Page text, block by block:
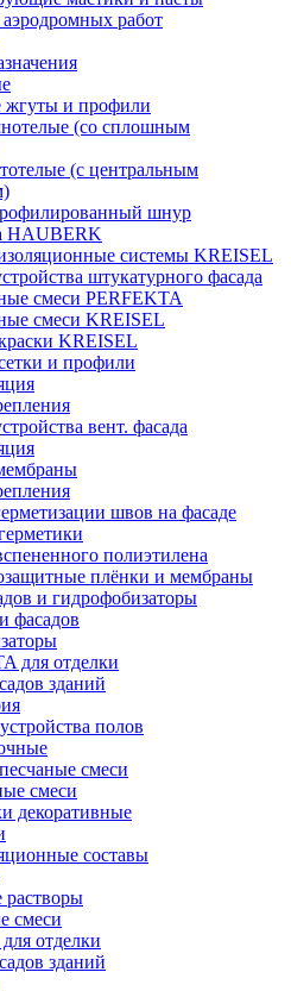
работ
жгуты и профили
(со сплошным
(с центральным
шнур
HAUBERK
системы KREISEL
штукатурного фасада
смеси PERFEKTA
смеси KREISEL
KREISEL
и профили
вент. фасада
швов на фасаде
полиэтилена
плёнки и мембраны
и гидрофобизаторы
фасадов
для отделки
зданий
полов
смеси
смеси
декоративные
составы
смеси
отделки
зданий